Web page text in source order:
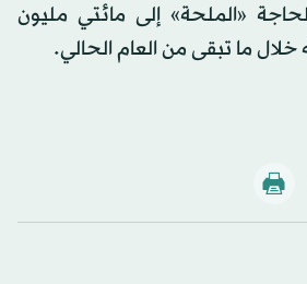
«الملحة» إلى مائتي مليون
خلال ما تبقى من العام الحالي.